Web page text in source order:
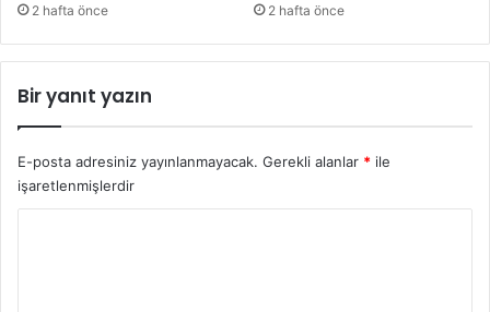
2 hafta önce 2 hafta önce
Bir yanıt yazın
E-posta adresiniz yayınlanmayacak. Gerekli alanlar * ile
işaretlenmişlerdir